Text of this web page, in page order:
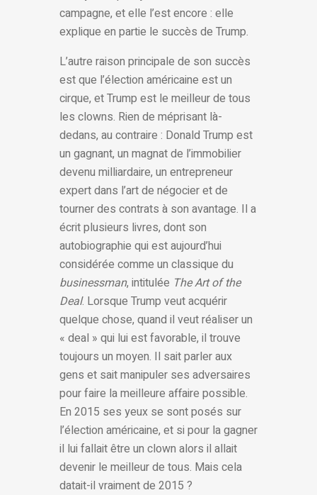
campagne, et elle l’est encore : elle
explique en partie le succès de Trump.
L’autre raison principale de son succès
est que l’élection américaine est un
cirque, et Trump est le meilleur de tous
les clowns. Rien de méprisant là-
dedans, au contraire : Donald Trump est
un gagnant, un magnat de l’immobilier
devenu milliardaire, un entrepreneur
expert dans l’art de négocier et de
tourner des contrats à son avantage. Il a
écrit plusieurs livres, dont son
autobiographie qui est aujourd’hui
considérée comme un classique du
businessman, intitulée The Art of the
Deal. Lorsque Trump veut acquérir
quelque chose, quand il veut réaliser un
« deal » qui lui est favorable, il trouve
toujours un moyen. Il sait parler aux
gens et sait manipuler ses adversaires
pour faire la meilleure affaire possible.
En 2015 ses yeux se sont posés sur
l’élection américaine, et si pour la gagner
il lui fallait être un clown alors il allait
devenir le meilleur de tous. Mais cela
datait-il vraiment de 2015 ?